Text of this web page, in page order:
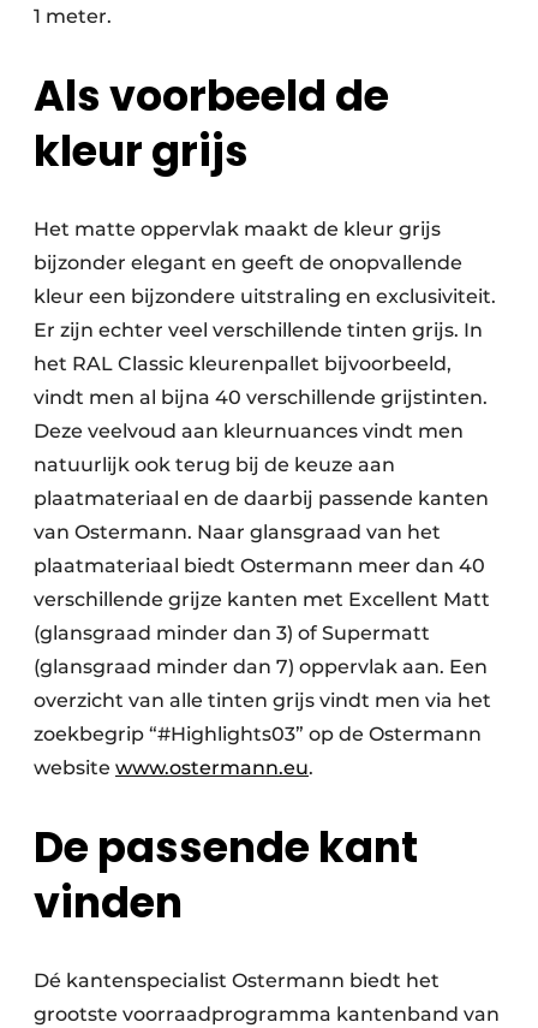
1 meter.
Als voorbeeld de
kleur grijs
Het matte oppervlak maakt de kleur grijs
bijzonder elegant en geeft de onopvallende
kleur een bijzondere uitstraling en exclusiviteit.
Er zijn echter veel verschillende tinten grijs. In
het RAL Classic kleurenpallet bijvoorbeeld,
vindt men al bijna 40 verschillende grijstinten.
Deze veelvoud aan kleurnuances vindt men
natuurlijk ook terug bij de keuze aan
plaatmateriaal en de daarbij passende kanten
van Ostermann. Naar glansgraad van het
plaatmateriaal biedt Ostermann meer dan 40
verschillende grijze kanten met Excellent Matt
(glansgraad minder dan 3) of Supermatt
(glansgraad minder dan 7) oppervlak aan. Een
overzicht van alle tinten grijs vindt men via het
zoekbegrip “#Highlights03” op de Ostermann
website www.ostermann.eu.
De passende kant
vinden
Dé kantenspecialist Ostermann biedt het
grootste voorraadprogramma kantenband van